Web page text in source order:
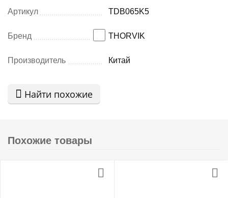
Артикул TDB065K5
Бренд THORVIK
Производитель Китай
Найти похожие
Похожие товары